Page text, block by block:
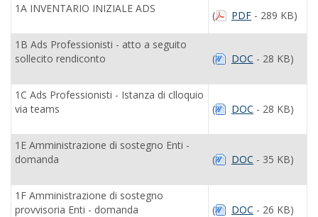
1A INVENTARIO INIZIALE ADS
( PDF - 289 KB)
1B Ads Professionisti - atto a seguito
sollecito rendiconto
( DOC - 28 KB)
1C Ads Professionisti - Istanza di clloquio
via teams
( DOC - 28 KB)
1E Amministrazione di sostegno Enti -
domanda
( DOC - 35 KB)
1F Amministrazione di sostegno
provvisoria Enti - domanda
( DOC - 26 KB)